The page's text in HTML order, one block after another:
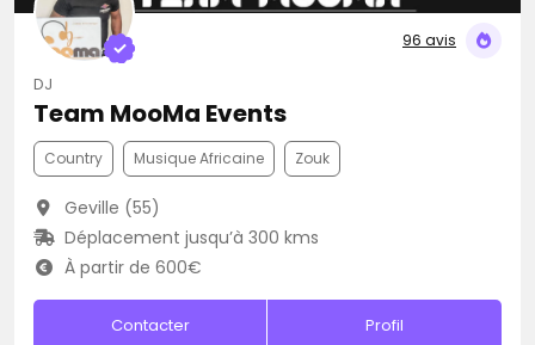
96 avis
DJ
Team MooMa Events
Country Musique Africaine Zouk
Geville (55)
Déplacement jusqu’à 300 kms
À partir de 600€
Contacter Profil